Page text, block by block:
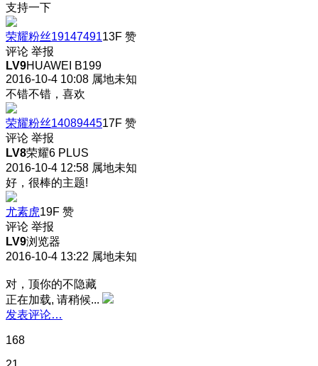
支持一下
荣耀粉丝1914749113F 赞
评论 举报
LV9HUAWEI B199
2016-10-4 10:08 属地未知
不错不错，喜欢
荣耀粉丝1408944517F 赞
评论 举报
LV8荣耀6 PLUS
2016-10-4 12:58 属地未知
好，很棒的主题!
尤素虎19F 赞
评论 举报
LV9浏览器
2016-10-4 13:22 属地未知
对，顶你的不隐藏
正在加载, 请稍候...
发表评论…
168